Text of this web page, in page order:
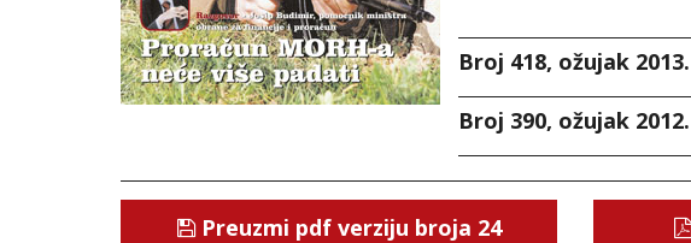
Broj 418, ožujak 2013.
Broj 390, ožujak 2012.
Preuzmi pdf verziju broja 24